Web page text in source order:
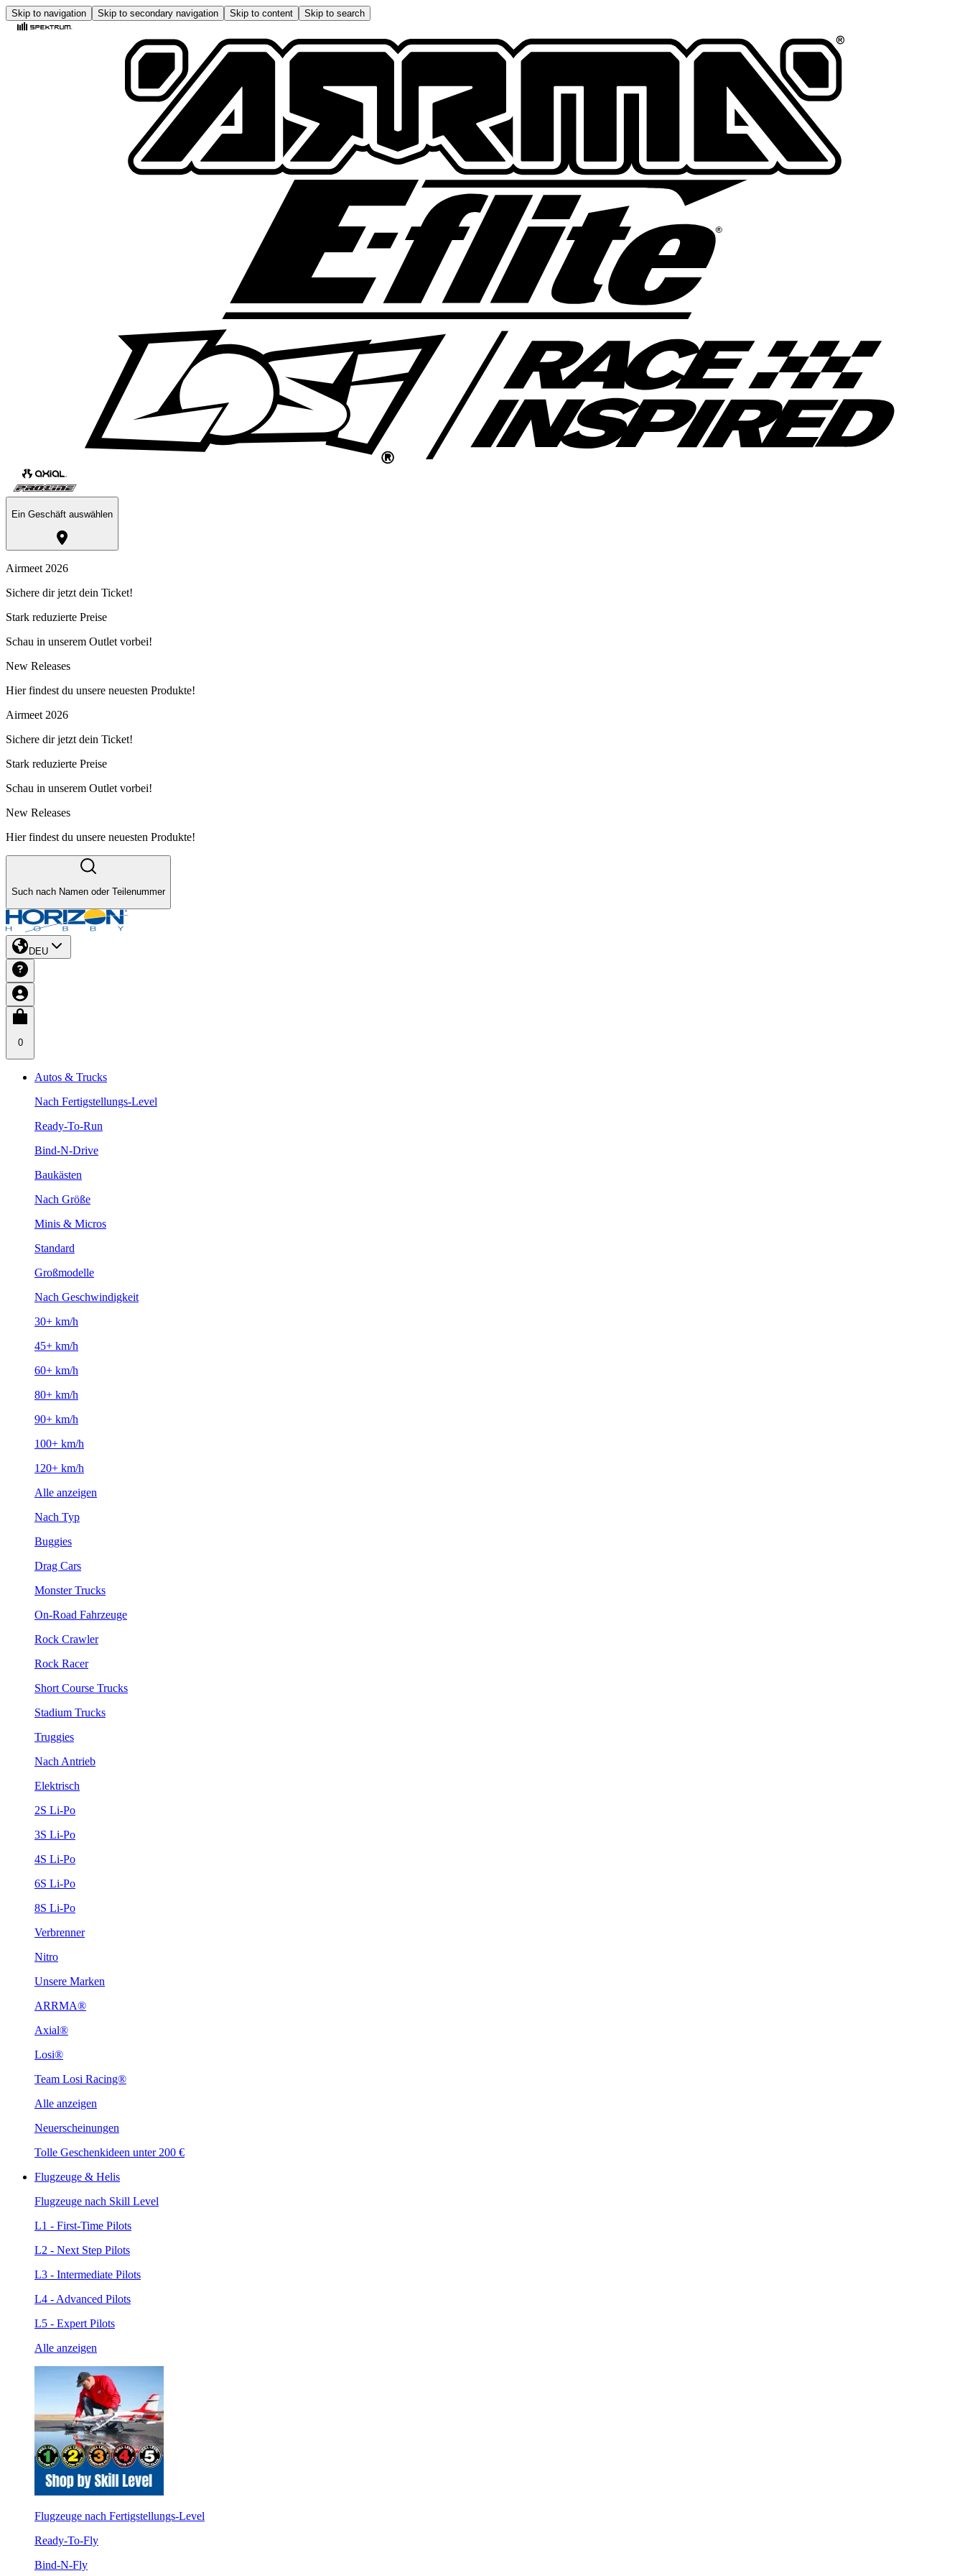
Skip to navigation Skip to secondary navigation Skip to content Skip to search
Ein Geschäft auswählen
Airmeet 2026
Sichere dir jetzt dein Ticket!
Stark reduzierte Preise
Schau in unserem Outlet vorbei!
New Releases
Hier findest du unsere neuesten Produkte!
Airmeet 2026
Sichere dir jetzt dein Ticket!
Stark reduzierte Preise
Schau in unserem Outlet vorbei!
New Releases
Hier findest du unsere neuesten Produkte!
Such nach Namen oder Teilenummer
DEU
0
Autos & Trucks
Nach Fertigstellungs-Level
Ready-To-Run
Bind-N-Drive
Baukästen
Nach Größe
Minis & Micros
Standard
Großmodelle
Nach Geschwindigkeit
30+ km/h
45+ km/h
60+ km/h
80+ km/h
90+ km/h
100+ km/h
120+ km/h
Alle anzeigen
Nach Typ
Buggies
Drag Cars
Monster Trucks
On-Road Fahrzeuge
Rock Crawler
Rock Racer
Short Course Trucks
Stadium Trucks
Truggies
Nach Antrieb
Elektrisch
2S Li-Po
3S Li-Po
4S Li-Po
6S Li-Po
8S Li-Po
Verbrenner
Nitro
Unsere Marken
ARRMA®
Axial®
Losi®
Team Losi Racing®
Alle anzeigen
Neuerscheinungen
Tolle Geschenkideen unter 200 €
Flugzeuge & Helis
Flugzeuge nach Skill Level
L1 - First-Time Pilots
L2 - Next Step Pilots
L3 - Intermediate Pilots
L4 - Advanced Pilots
L5 - Expert Pilots
Alle anzeigen
Flugzeuge nach Fertigstellungs-Level
Ready-To-Fly
Bind-N-Fly